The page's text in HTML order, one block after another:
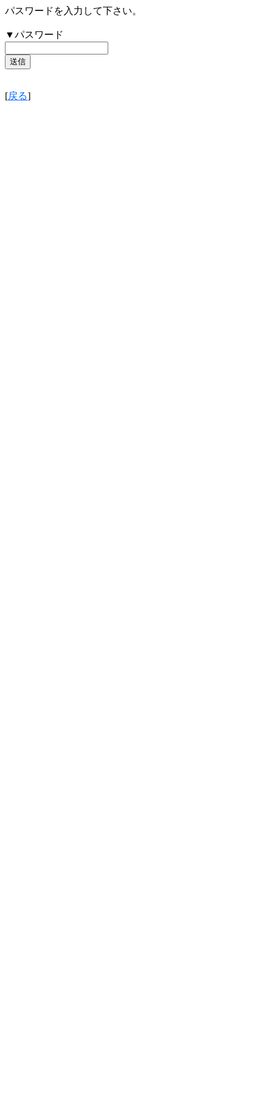
パスワードを入力して下さい。
▼パスワード
[戻る]